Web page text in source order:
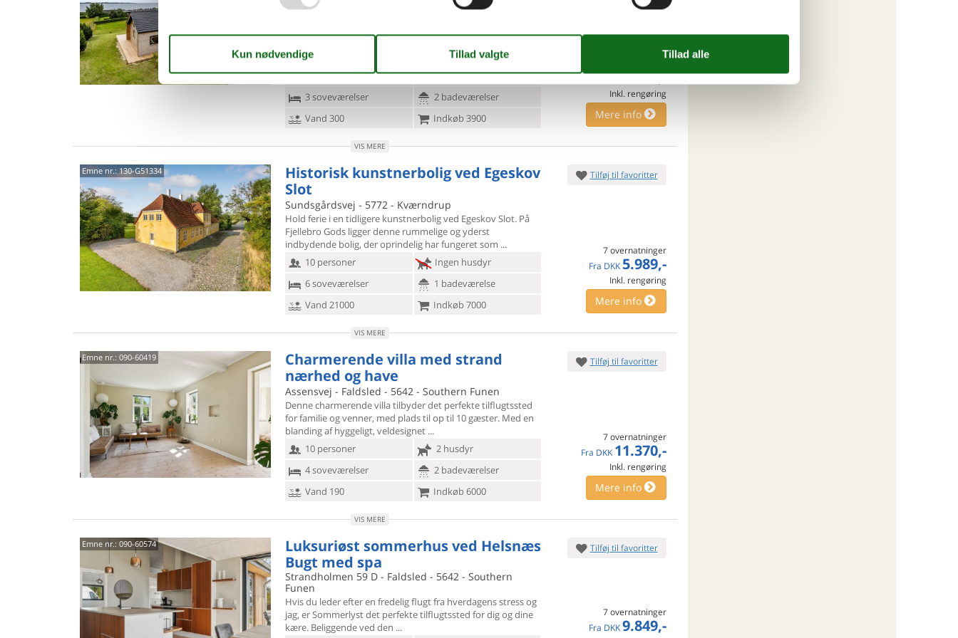
4,8
Oplev moderne arkitektur, vidtstrakte udsigter og
møblerede feriehus med lækre kvalitetsløsninger
10 personer
Ingen husdyr
3 soveværelser
2 badeværelser
Vand 300
Indkøb 3900
6.992,-
Inkl. rengøring
Mere info
VIS MERE
Emne nr.:130-G51334
Historisk kunstnerbolig ved Egeskov
Slot
Sundsgårdsvej - 5772 - Kværndrup
Hold ferie i en tidligere kunstnerbolig ved Egeskov Slot. På
Fjellebro Gods ligger denne rummelige og yderst
indbydende bolig, der oprindelig har fungeret som
10 personer
Ingen husdyr
6 soveværelser
1 badeværelse
Vand 21000
Indkøb 7000
Tilføj til favoritter
7 overnatninger
Fra DKK 5.989,-
Inkl. rengøring
Mere info
VIS MERE
Emne nr.: 090-60419
Charmerende villa med strand
nærhed og have
Assensvej - Faldsled - 5642 - Southern Funen
Denne charmerende villa tilbyder det perfekte tilflugtssted
for familie ogvenner, med plads til op til 10 gæster. Med en
blanding af hyggeligt, veldesignet
10 personer
2 husdyr
4 soveværelser
2 badeværelser
Vand 190
Indkøb 6000
Tilføj til favoritter
7 overnatninger
Fra DKK 11.370,-
Inkl. rengøring
Mere info
VIS MERE
Emne nr.: 090-60574
Luksuriøst sommerhus ved Helsnæs
Bugt med spa
Strandholmen 59 D - Faldsled - 5642 - Southern
Funen
Hvis du leder efter en fredelig flugt fra hverdagens stress og
jag, erSommerlyst det perfekte tilflugtssted for dig og dine
kære. Beliggende ved den
Tilføj til favoritter
7 overnatninger
Fra DKK 9.849,-